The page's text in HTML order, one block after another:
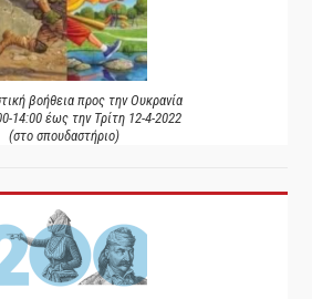
βοήθεια προς την Ουκρανία
14:00 έως την Τρίτη 12-4-2022
(στο σπουδαστήριο)